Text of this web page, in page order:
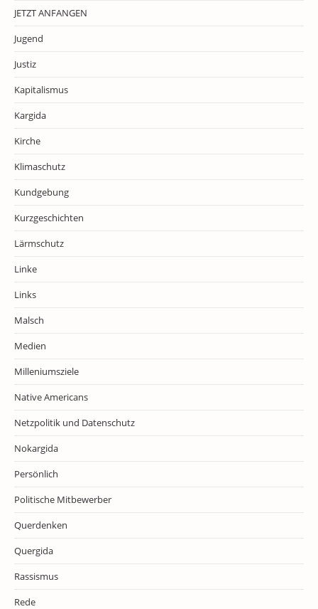
JETZT ANFANGEN
Jugend
Justiz
Kapitalismus
Kargida
Kirche
Klimaschutz
Kundgebung
Kurzgeschichten
Lärmschutz
Linke
Links
Malsch
Medien
Milleniumsziele
Native Americans
Netzpolitik und Datenschutz
Nokargida
Persönlich
Politische Mitbewerber
Querdenken
Quergida
Rassismus
Rede